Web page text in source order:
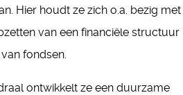
Hier houdt ze zich o.a. bezig
van een financiële structuur
fondsen.
ontwikkelt ze een duurzame